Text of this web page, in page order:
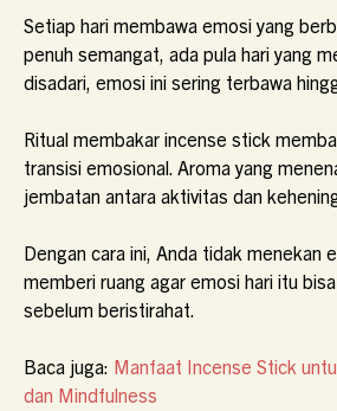
Setiap hari membawa emosi yang
penuh semangat, ada pula hari yang
disadari, emosi ini sering terbawa
Ritual membakar incense stick
transisi emosional. Aroma yang
jembatan antara aktivitas dan
Dengan cara ini, Anda tidak menekan
memberi ruang agar emosi hari itu
sebelum beristirahat.
Baca juga: Manfaat Incense Stick
dan Mindfulness